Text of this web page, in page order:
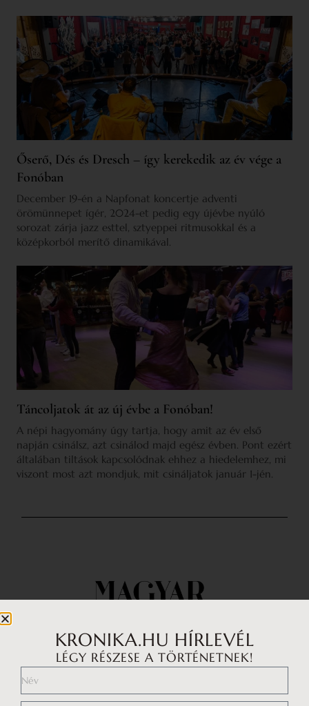
Őserő, Dés és Dresch – így kerekedik az év vége a
Fonóban
December 19-én a Napfonat koncertje adventi
örömünnepet ígér, 2024-et pedig egy újévbe nyúló
sorozat zárja jazz esttel, sztyeppei ritmusokkal és a
középkorból merítő dinamikával.
Táncoljatok át az új évbe a Fonóban!
A népi hagyomány úgy tartja, hogy amit az év első
napján csinálsz, azt csinálod majd egész évben. Pont ezért
általában tiltások kapcsolódnak ehhez a hiedelemhez, mi
viszont most azt mondjuk, mit csináljatok január 1-jén.
KRONIKA.HU HÍRLEVÉL
LÉGY RÉSZESE A TÖRTÉNETNEK!